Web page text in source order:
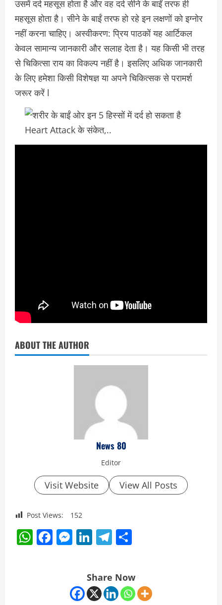
उसमें दर्द महसूस होता है और वह दर्द सीने के बाईं तरफ ही
महसूस होता है। सीने के बाईं तरफ हो रहे इन लक्षणों को इग्नोर
नहीं करना चाहिए। अस्वीकरण: प्रिय पाठकों यह आर्ट‍िकल
केवल सामान्य जानकारी और सलाह देता है। यह किसी भी तरह
से चिकित्सा राय का विकल्प नहीं है। इसलिए अधिक जानकारी
के लिए हमेशा किसी विशेषज्ञ या अपने चिकित्सक से परामर्श
जरूर करें l
ABOUT THE AUTHOR
News 80
Editor
Visit Website View All Posts
Post Views: 152
WhatsApp
Facebook
Messenger
LinkedIn
Telegram
Share Now